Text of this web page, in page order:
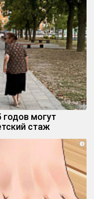
годов могут
стаж
i